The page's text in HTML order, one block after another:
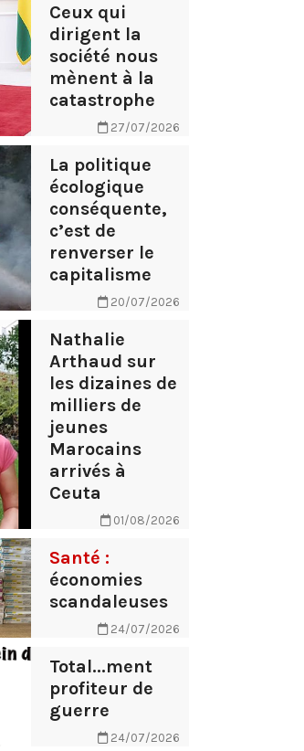
Ceux qui
dirigent la
société nous
mènent à la
catastrophe
27/07/2026
La politique
écologique
conséquente,
c’est de
renverser le
capitalisme
20/07/2026
Nathalie
Arthaud sur
les dizaines de
milliers de
jeunes
Marocains
arrivés à
Ceuta
01/08/2026
Santé :
économies
scandaleuses
24/07/2026
Total...ment
profiteur de
guerre
24/07/2026